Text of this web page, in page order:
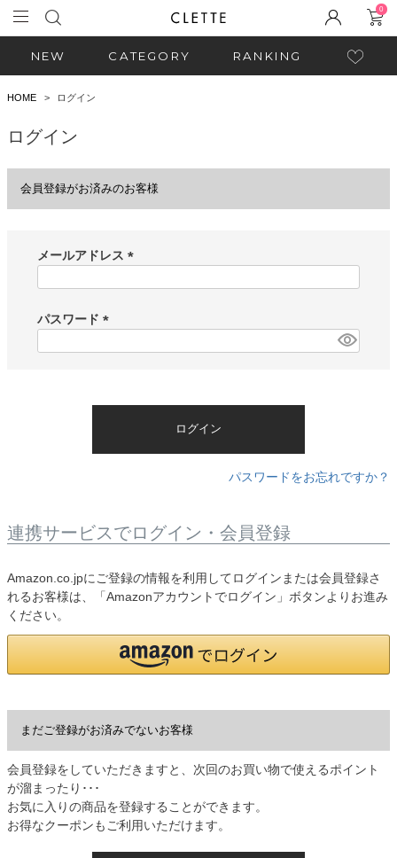
0
NEW CATEGORY RANKING
HOME ログイン
ログイン
会員登録がお済みのお客様
メールアドレス
)
パスワード
ログイン
パスワードをお忘れですか？
連携サービスでログイン・会員登録
Amazon.co.jpにご登録の情報を利用してログインまたは会員登録さ
れるお客様は、「Amazonアカウントでログイン」ボタンよりお進み
ください。
まだご登録がお済みでないお客様
会員登録をしていただきますと、次回のお買い物で使えるポイント
が溜まったり･･･
お気に入りの商品を登録することができます。
お得なクーポンもご利用いただけます。